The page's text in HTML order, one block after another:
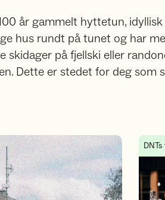
år gammelt hyttetun,
hus rundt på tunet og har
skidager på fjellski eller
Dette er stedet for deg som